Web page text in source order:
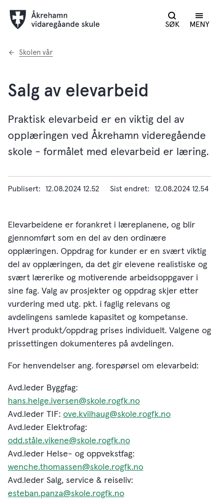
SØK MENY
Du
Skolen vår
Salg av elevarbeid
Praktisk elevarbeid er en viktig del av
opplæringen ved Åkrehamn videregående
skole - formålet med elevarbeid er læring.
Publisert 12.08.2024 12.52 Sist endret 12.08.2024 12.54
Elevarbeidene er forankret i læreplanene, og blir
gjennomført som en del av den ordinære
opplæringen. Oppdrag for kunder er en svært viktig
del av opplæringen, da det gir elevene realistiske og
svært lærerike og motiverende arbeidsoppgaver i
sine fag. Valg av prosjekter og oppdrag skjer etter
vurdering med utg. pkt. i faglig relevans og
avdelingens samlede kapasitet og kompetanse.
Hvert produkt/oppdrag prises individuelt. Valgene og
prissettingen dokumenteres på avdelingen.
For henvendelser ang. forespørsel om elevarbeid:
Avd.leder Byggfag:
hans.helge.iversen@skole.rogfk.no
Avd.leder TIF: ove.kvilhaug@skole.rogfk.no
Avd.leder Elektrofag:
odd.ståle.vikene@skole.rogfk.no
Avd.leder Helse- og oppvekstfag:
wenche.thomassen@skole.rogfk.no
Avd.leder Salg, service & reiseliv:
esteban.panza@skole.rogfk.no